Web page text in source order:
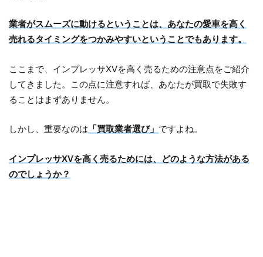
業者がスムーズに動けるということは、あなたの愛車を高く
売れるタイミングをつかみやすいということでもあります。
ここまで、インプレッサXVを高く売るための注意点をご紹介
してきました。この点に注意すれば、あなたが買取で失敗す
ることはまずありません。
しかし、重要なのは 「買取業者選び」 ですよね。
インプレッサXVを高く売るためには、どのような方法がある
のでしょうか？